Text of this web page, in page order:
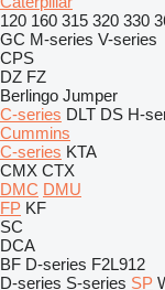
120 160 315 320 330
GC M-series V-series
CPS
DZ FZ
Berlingo Jumper
C-series DLT DS H-
Cummins
C-series KTA
CMX CTX
DMC DMU
FP KF
SC
DCA
BF D-series F2L912
D-series S-series SP